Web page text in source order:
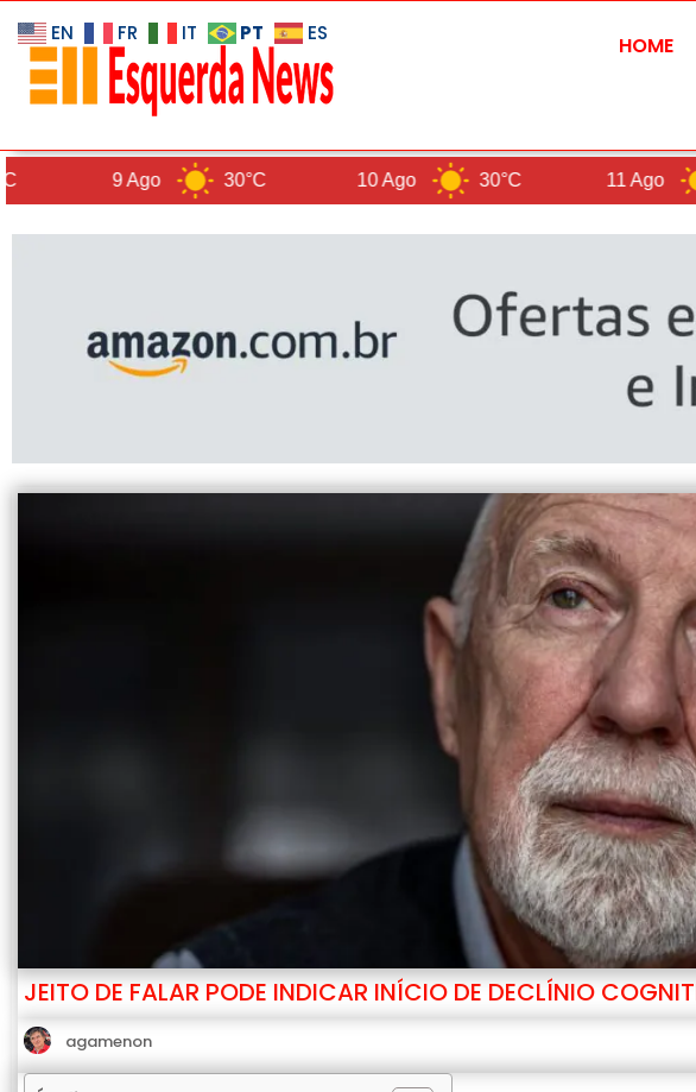
HOME
30°C 30°C 28°C
JEITO DE FALAR PODE INDICAR INÍCIO DE DECLÍNIO
agamenon
EN FR IT PT ES